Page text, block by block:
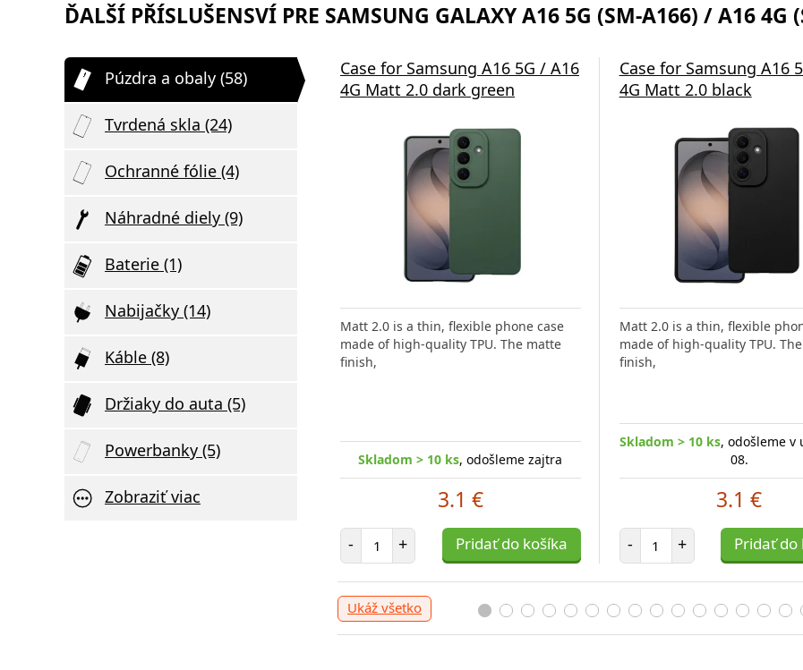
ĎALŠÍ PŘÍSLUŠENSVÍ PRE SAMSUNG GALAXY A16 5G (SM-A166) / A16 4G
Púzdra a obaly (58)
Tvrdená skla (24)
Ochranné fólie (4)
Náhradné diely (9)
Baterie (1)
Nabijačky (14)
Káble (8)
Držiaky do auta (5)
Powerbanky (5)
Zobraziť viac
Case for Samsung A16 5G / A16
4G Matt 2.0 dark green
Matt 2.0 is a thin, flexible phone case
made of high-quality TPU. The matte
finish,
Skladom > 10 ks, odošleme zajtra
3.1 €
- Počet položiek
+ Pridať do košíka
Case for Samsung A16
4G Matt 2.0 black
Matt 2.0 is a thin, flexible
made of high-quality TPU.
finish,
Skladom > 10 ks, odošleme v
08.
3.1 €
- Počet položiek
+ Pridať do
Ukáž všetko
Tvrdené sklo 3mk HardGlass
pre Samsung Galaxy A16
Tvrdené sklá značky 3mk HardGlass pre
mobilný telefón Samsung Galaxy A16
predstavujú
Skladom > 5 ks
, odošleme v utorok 11.
Ochranné tvrdené sklo Tactical
Glass Shield 2.5D pre Samsung
Prémiové sklo Tactical Glass Shield 2.5D
pre najlepšiu ochranu displeja
Skladom > 10 ks , odošleme v utorok 11.
08.
6.7 €
- Počet položiek
+ Pridať do košíka
Tvrdené sklo OBAL:ME
Samsung Galaxy A16 5G,
Tvrdené sklo Obal:Me 2.5D
voľba na ochranu vášho
Skladom 2 ks, odošleme
2.66 €
- Počet položiek
+ Pridať do